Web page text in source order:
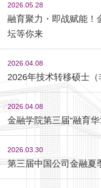
2026.05.28
融育聚力・即战赋能！
坛等你来
2026.04.08
2026年技术转移硕士
2026.04.08
金融学院第三届“融育
2026.03.30
第三届中国公司金融夏